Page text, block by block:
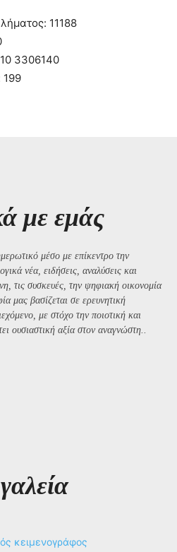
11188
3306140
199
με εμάς
μέσο με επίκεντρο την
νέα, ειδήσεις, αναλύσεις και
τις συσκευές, την ψηφιακή οικονομία
μας βασίζεται σε ερευνητική
με στόχο την ποιοτική και
ουσιαστική αξία στον αναγνώστη..
κειμενογράφος